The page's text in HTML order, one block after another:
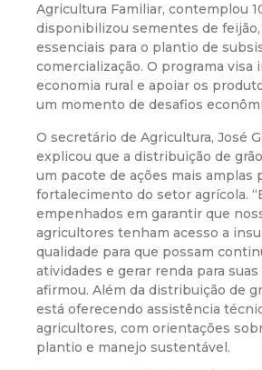
Agricultura Familiar, contemplou
disponibilizou sementes de feijão,
essenciais para o plantio de
comercialização. O programa visa
economia rural e apoiar os
um momento de desafios
O secretário de Agricultura, José
explicou que a distribuição de
um pacote de ações mais amplas
fortalecimento do setor agrícola.
empenhados em garantir que
agricultores tenham acesso a
qualidade para que possam
atividades e gerar renda para suas
afirmou. Além da distribuição de
está oferecendo assistência
agricultores, com orientações
plantio e manejo sustentável.